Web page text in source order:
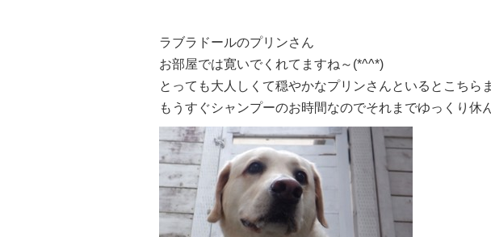
ラブラドールのプリンさん
お部屋では寛いでくれてますね～(*^^*)
とっても大人しくて穏やかなプリンさんといるとこちら
もうすぐシャンプーのお時間なのでそれまでゆっくり休